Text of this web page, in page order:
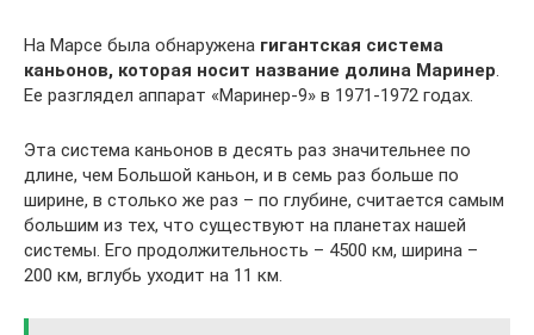
На Марсе была обнаружена гигантская система
каньонов, которая носит название долина Маринер.
Ее разглядел аппарат «Маринер-9» в 1971-1972 годах.
Эта система каньонов в десять раз значительнее по
длине, чем Большой каньон, и в семь раз больше по
ширине, в столько же раз – по глубине, считается самым
большим из тех, что существуют на планетах нашей
системы. Его продолжительность – 4500 км, ширина –
200 км, вглубь уходит на 11 км.